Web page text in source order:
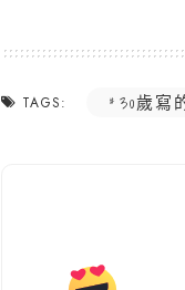
TAGS: 30歲寫